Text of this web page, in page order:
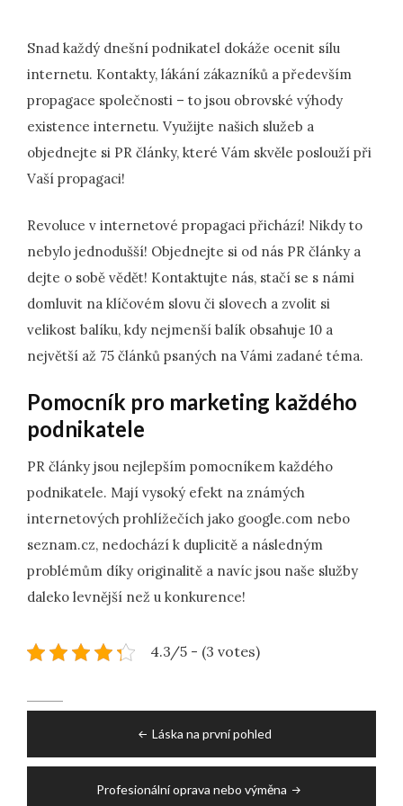
Snad každý dnešní podnikatel dokáže ocenit sílu
internetu. Kontakty, lákání zákazníků a především
propagace společnosti – to jsou obrovské výhody
existence internetu. Využijte našich služeb a
objednejte si PR články, které Vám skvěle poslouží při
Vaší propagaci!
Revoluce v internetové propagaci přichází! Nikdy to
nebylo jednodušší! Objednejte si od nás PR články a
dejte o sobě vědět! Kontaktujte nás, stačí se s námi
domluvit na klíčovém slovu či slovech a zvolit si
velikost balíku, kdy nejmenší balík obsahuje 10 a
největší až 75 článků psaných na Vámi zadané téma.
Pomocník pro marketing každého
podnikatele
PR články jsou nejlepším pomocníkem každého
podnikatele. Mají vysoký efekt na známých
internetových prohlížečích jako google.com nebo
seznam.cz, nedochází k duplicitě a následným
problémům díky originalitě a navíc jsou naše služby
daleko levnější než u konkurence!
4.3/5 - (3 votes)
Láska na první pohled
Profesionální oprava nebo výměna